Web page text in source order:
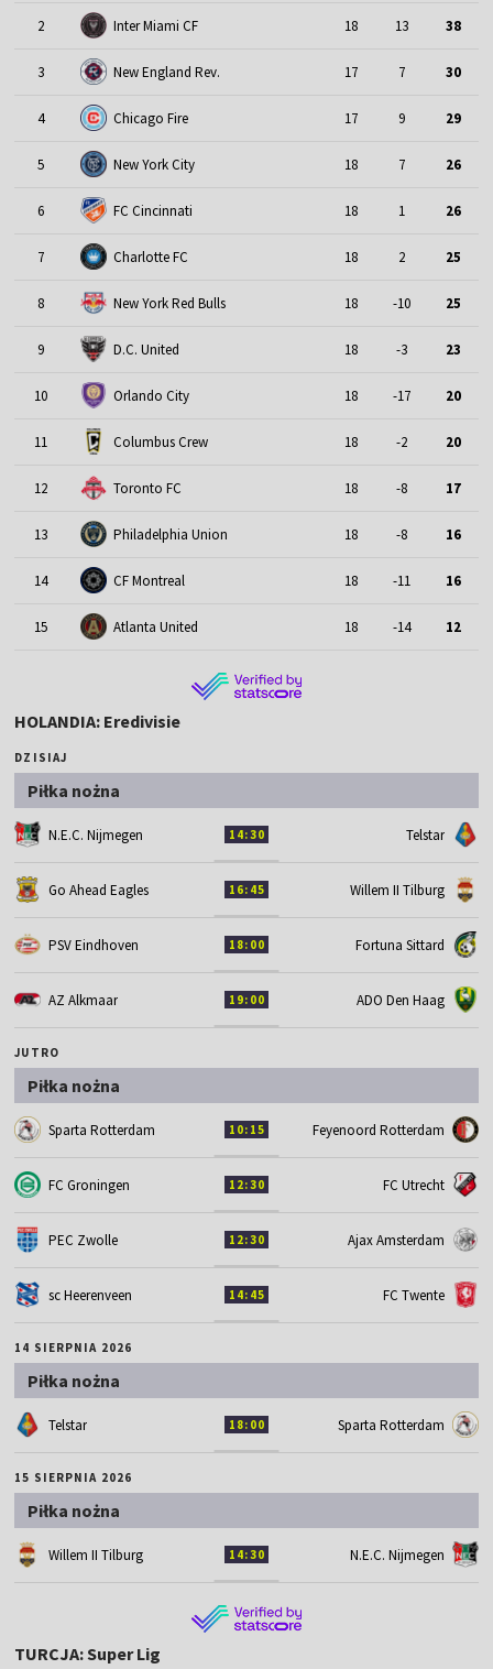
2 Inter Miami CF 18 13 38
3 New England Rev. 17 7 30
4 Chicago Fire 17 9 29
5 New York City 18 7 26
6 FC Cincinnati 18 1 26
7 Charlotte FC 18 2 25
8 New York Red Bulls 18 -10 25
9 D.C. United 18 -3 23
10 Orlando City 18 -17 20
11 Columbus Crew 18 -2 20
12 Toronto FC 18 -8 17
13 Philadelphia Union 18 -8 16
14 CF Montreal 18 -11 16
15 Atlanta United 18 -14 12
HOLANDIA: Eredivisie
DZISIAJ
Piłka nożna
N.E.C. Nijmegen 14:30 Telstar
Go Ahead Eagles 16:45 Willem II Tilburg
PSV Eindhoven 18:00 Fortuna Sittard
AZ Alkmaar 19:00 ADO Den Haag
JUTRO
Piłka nożna
Sparta Rotterdam 10:15 Feyenoord Rotterdam
FC Groningen 12:30 FC Utrecht
PEC Zwolle 12:30 Ajax Amsterdam
sc Heerenveen 14:45 FC Twente
14 SIERPNIA 2026
Piłka nożna
Telstar 18:00 Sparta Rotterdam
15 SIERPNIA 2026
Piłka nożna
Willem II Tilburg 14:30 N.E.C. Nijmegen
TURCJA: Super Lig